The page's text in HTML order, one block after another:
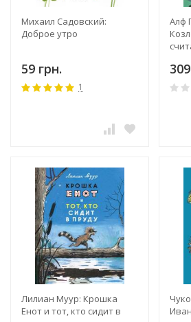
Михаил Садовский:
Доброе утро
59 грн.
1
Алф
Лилиан Муур: Крошка
Енот и тот, кто сидит в